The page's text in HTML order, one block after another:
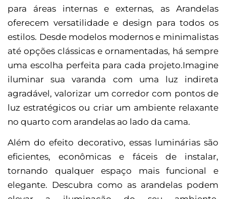
para áreas internas e externas, as Arandelas
oferecem versatilidade e design para todos os
estilos. Desde modelos modernos e minimalistas
até opções clássicas e ornamentadas, há sempre
uma escolha perfeita para cada projeto.Imagine
iluminar sua varanda com uma luz indireta
agradável, valorizar um corredor com pontos de
luz estratégicos ou criar um ambiente relaxante
no quarto com arandelas ao lado da cama.
Além do efeito decorativo, essas luminárias são
eficientes, econômicas e fáceis de instalar,
tornando qualquer espaço mais funcional e
elegante. Descubra como as arandelas podem